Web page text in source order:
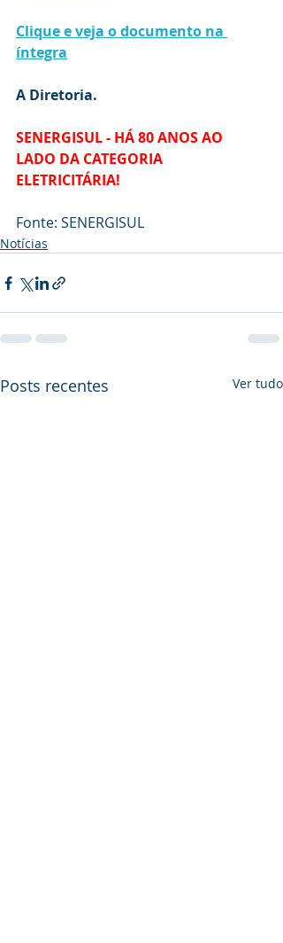
Clique e veja o documento na
íntegra
A Diretoria.
SENERGISUL - HÁ 80 ANOS AO
LADO DA CATEGORIA
ELETRICITÁRIA!
Fonte: SENERGISUL
Notícias
Posts recentes Ver tudo